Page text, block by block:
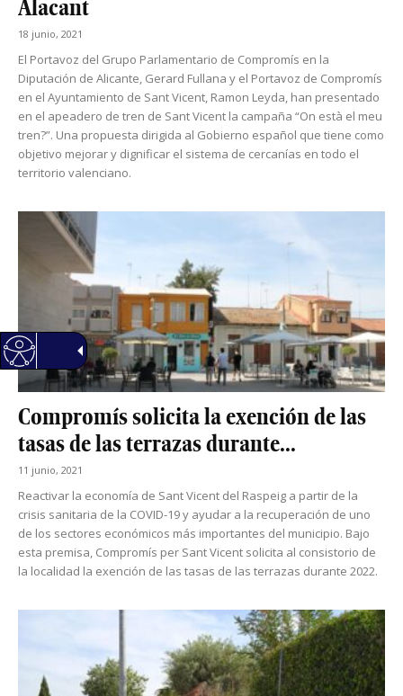
Alacant
18 junio, 2021
El Portavoz del Grupo Parlamentario de Compromís en la
Diputación de Alicante, Gerard Fullana y el Portavoz de Compromís
en el Ayuntamiento de Sant Vicent, Ramon Leyda, han presentado
en el apeadero de tren de Sant Vicent la campaña “On està el meu
tren?”. Una propuesta dirigida al Gobierno español que tiene como
objetivo mejorar y dignificar el sistema de cercanías en todo el
territorio valenciano.
Compromís solicita la exención de las
tasas de las terrazas durante...
11 junio, 2021
Reactivar la economía de Sant Vicent del Raspeig a partir de la
crisis sanitaria de la COVID-19 y ayudar a la recuperación de uno
de los sectores económicos más importantes del municipio. Bajo
esta premisa, Compromís per Sant Vicent solicita al consistorio de
la localidad la exención de las tasas de las terrazas durante 2022.